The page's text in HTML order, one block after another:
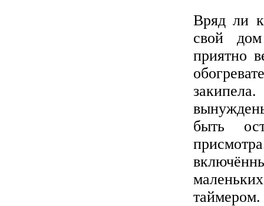
Вряд ли
свой
приятно
быть
таймером.